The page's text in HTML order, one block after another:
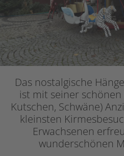
Das nostalgische
ist mit seiner schönen
Kutschen, Schwäne)
kleinsten
Erwachsenen
wunderschönen